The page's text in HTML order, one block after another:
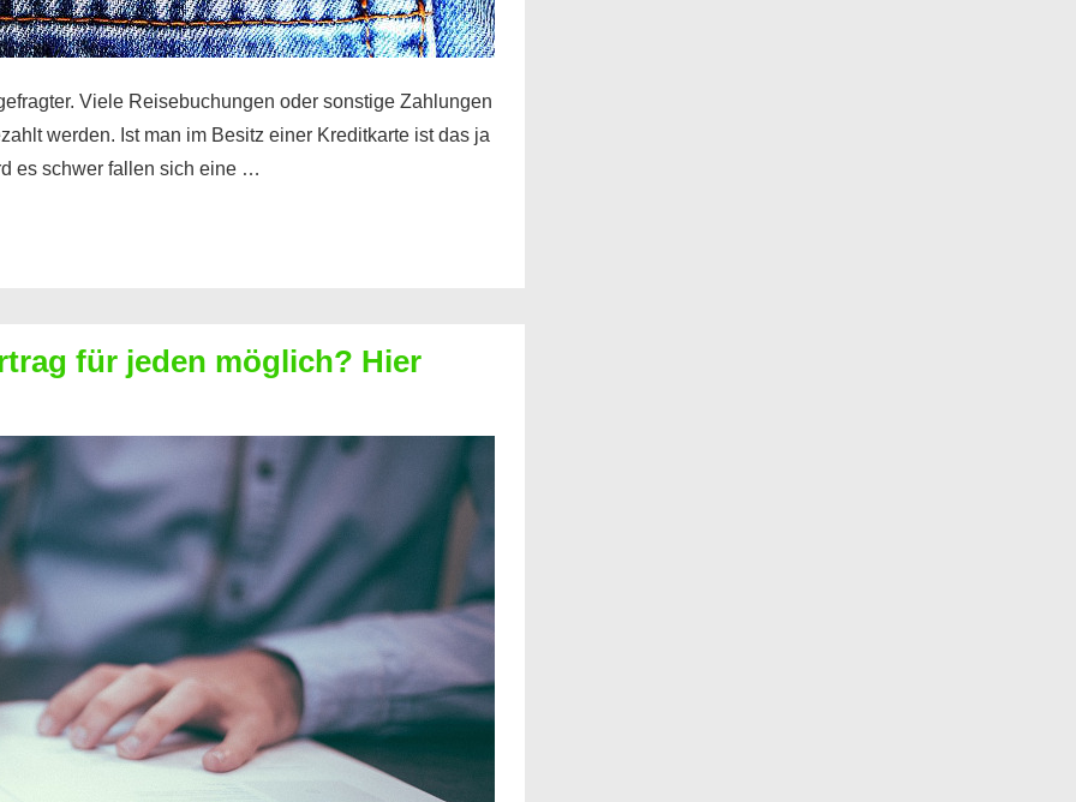
Viele Reisebuchungen oder sonstige Zahlungen
werden. Ist man im Besitz einer Kreditkarte ist das ja
es schwer fallen sich eine …
für jeden möglich? Hier